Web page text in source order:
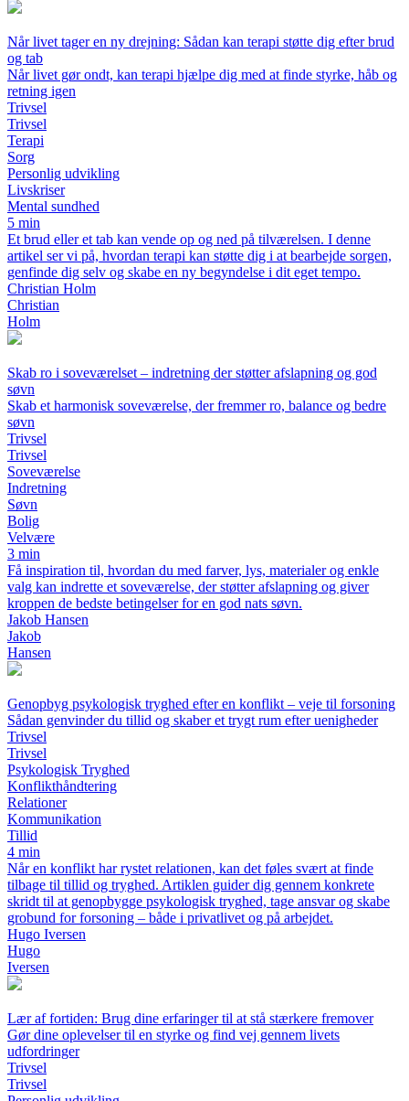
Når livet tager en ny drejning: Sådan kan terapi støtte dig efter brud
og tab
Når livet gør ondt, kan terapi hjælpe dig med at finde styrke, håb og
retning igen
Trivsel
Trivsel
Terapi
Sorg
Personlig udvikling
Livskriser
Mental sundhed
5 min
Et brud eller et tab kan vende op og ned på tilværelsen. I denne
artikel ser vi på, hvordan terapi kan støtte dig i at bearbejde sorgen,
genfinde dig selv og skabe en ny begyndelse i dit eget tempo.
Christian Holm
Christian
Holm
Skab ro i soveværelset – indretning der støtter afslapning og god
søvn
Skab et harmonisk soveværelse, der fremmer ro, balance og bedre
søvn
Trivsel
Trivsel
Soveværelse
Indretning
Søvn
Bolig
Velvære
3 min
Få inspiration til, hvordan du med farver, lys, materialer og enkle
valg kan indrette et soveværelse, der støtter afslapning og giver
kroppen de bedste betingelser for en god nats søvn.
Jakob Hansen
Jakob
Hansen
Genopbyg psykologisk tryghed efter en konflikt – veje til forsoning
Sådan genvinder du tillid og skaber et trygt rum efter uenigheder
Trivsel
Trivsel
Psykologisk Tryghed
Konflikthåndtering
Relationer
Kommunikation
Tillid
4 min
Når en konflikt har rystet relationen, kan det føles svært at finde
tilbage til tillid og tryghed. Artiklen guider dig gennem konkrete
skridt til at genopbygge psykologisk tryghed, tage ansvar og skabe
grobund for forsoning – både i privatlivet og på arbejdet.
Hugo Iversen
Hugo
Iversen
Lær af fortiden: Brug dine erfaringer til at stå stærkere fremover
Gør dine oplevelser til en styrke og find vej gennem livets
udfordringer
Trivsel
Trivsel